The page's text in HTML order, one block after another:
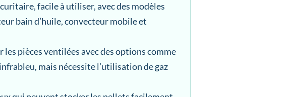
facile à utiliser, avec des modèles
bain d’huile, convecteur mobile et
les pièces ventilées avec des options comme
mais nécessite l’utilisation de gaz